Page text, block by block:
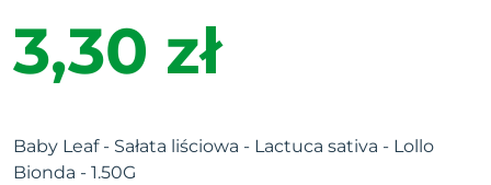
3,30 zł
Baby Leaf - Sałata liściowa - Lactuca sativa - Lollo
Bionda - 1.50G